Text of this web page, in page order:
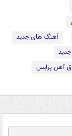
آهنگ های جدید
آهن پرایس